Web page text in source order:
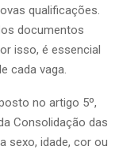
qualificações.
documentos
isso, é essencial
cada vaga.
no artigo 5º,
Consolidação das
sexo, idade, cor ou